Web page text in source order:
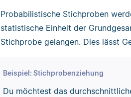
Probabilistische Stichproben
statistische Einheit der
Stichprobe gelangen. Dies lässt
Beispiel: Stichprobenziehung
Du möchtest das